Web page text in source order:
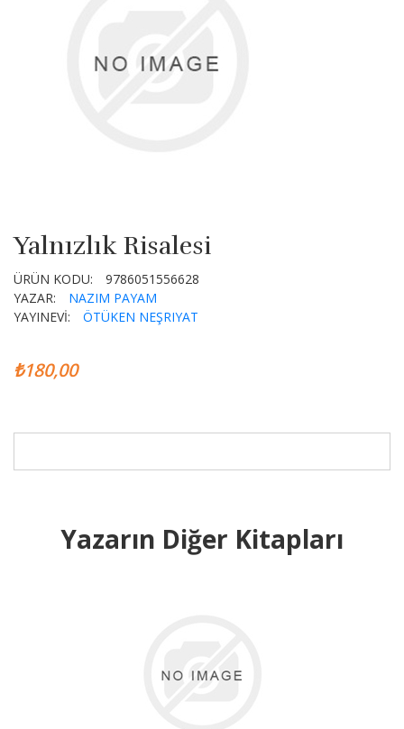
Yalnızlık Risalesi
ÜRÜN KODU:
9786051556628
YAZAR:
NAZIM PAYAM
YAYINEVİ:
ÖTÜKEN NEŞRIYAT
₺180,00
Yazarın Diğer Kitapları